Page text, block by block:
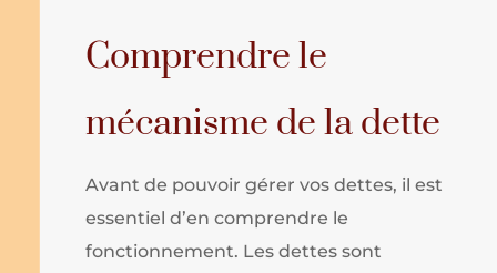
Comprendre le
mécanisme de la dette
Avant de pouvoir gérer vos dettes, il est
essentiel d’en comprendre le
fonctionnement. Les dettes sont